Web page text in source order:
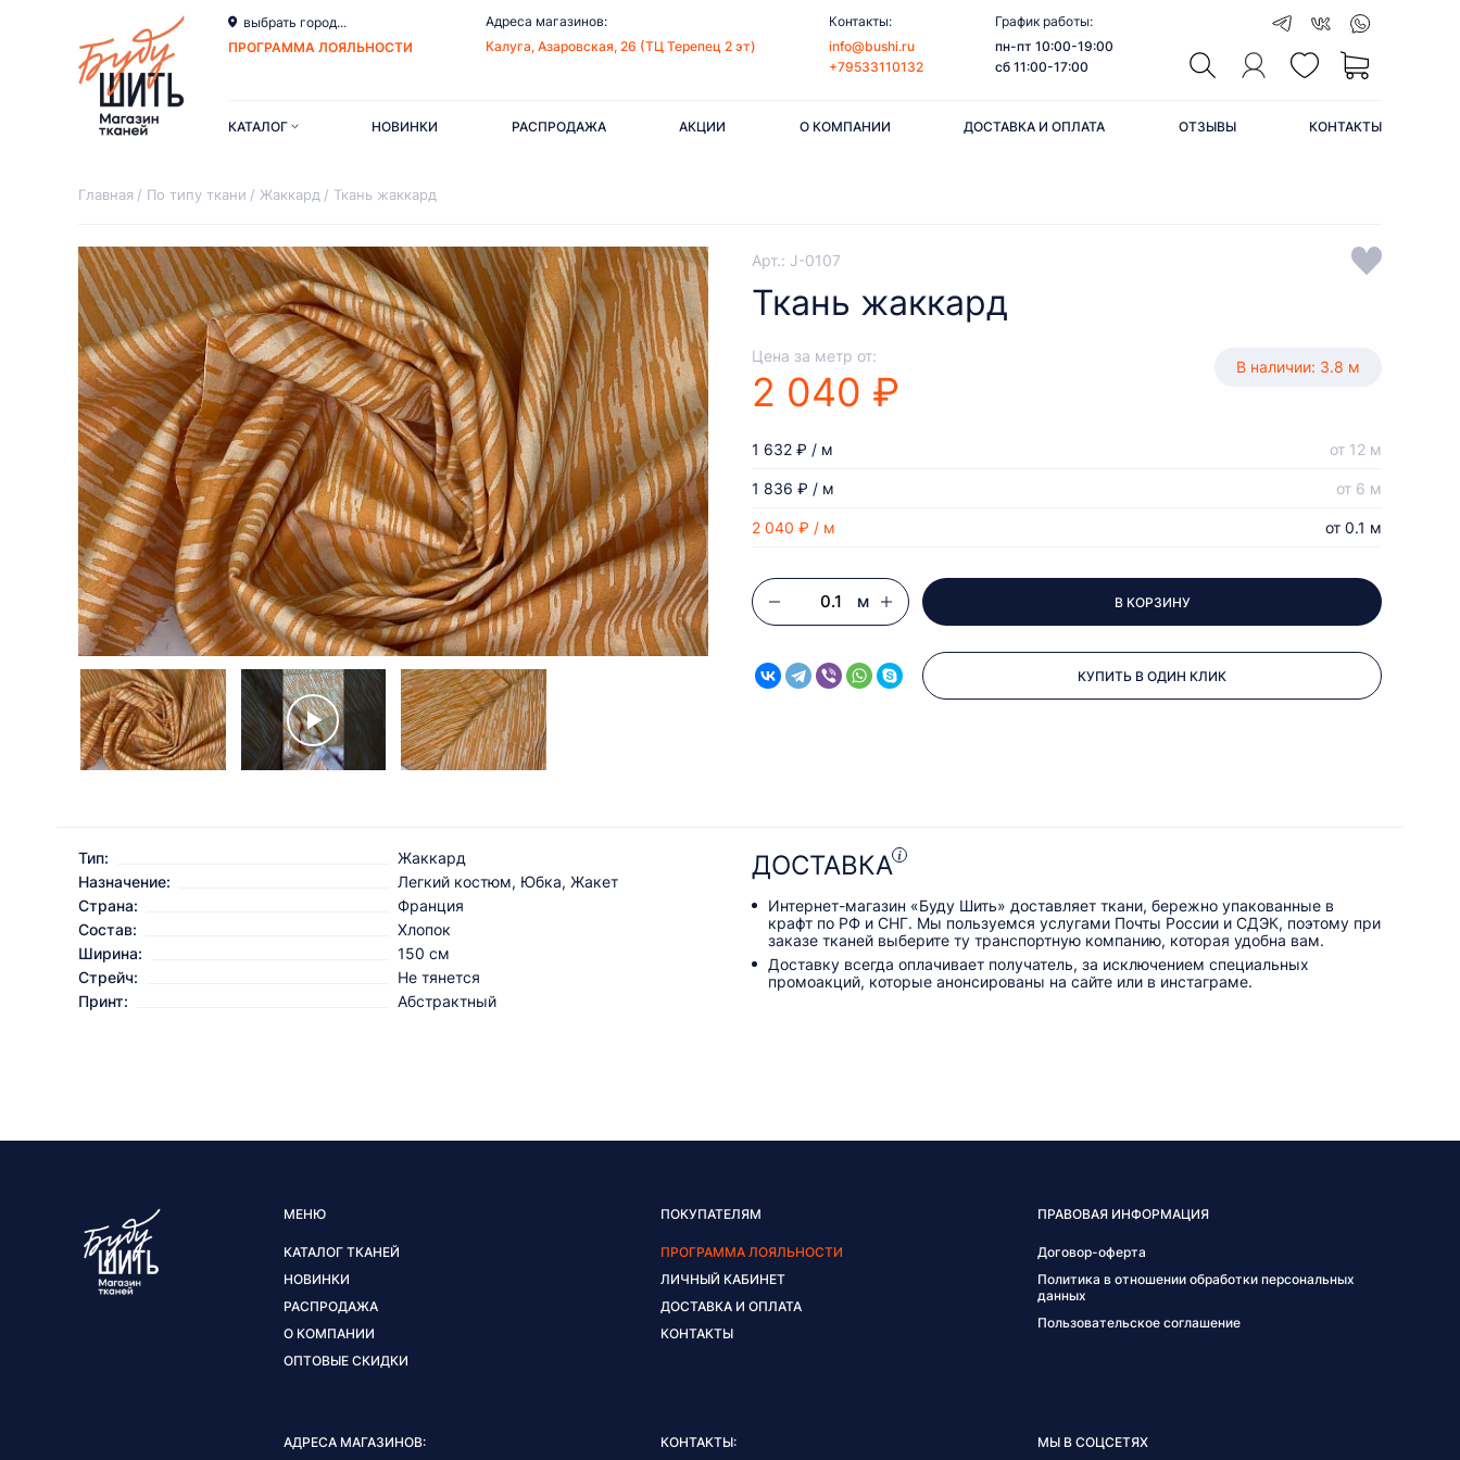
выбрать город...
ПРОГРАММА ЛОЯЛЬНОСТИ
Адреса магазинов:
Калуга, Азаровская, 26 (ТЦ Терепец 2 эт)
Контакты:
info@bushi.ru
+79533110132
График работы:
пн-пт 10:00-19:00
сб 11:00-17:00
КАТАЛОГ НОВИНКИ РАСПРОДАЖА АКЦИИ О КОМПАНИИ ДОСТАВКА И ОПЛАТА ОТЗЫВЫ КОНТАКТЫ
Главная По типу ткани Жаккард Ткань жаккард
Арт.: J-0107
Ткань жаккард
Цена за метр от:
2 040 ₽
В наличии: 3.8 м
2 040 ₽ / м от 0.1 м
1 836 ₽ / м от 6 м
1 632 ₽ / м от 12 м
м В КОРЗИНУ
КУПИТЬ В ОДИН КЛИК
Тип:
Жаккард
Назначение:
Легкий костюм, Юбка, Жакет
Страна:
Франция
Состав:
Хлопок
Ширина:
150 см
Стрейч:
Не тянется
Принт:
Абстрактный
ДОСТАВКА
Интернет-магазин «Буду Шить» доставляет ткани, бережно упакованные в
крафт по РФ и СНГ. Мы пользуемся услугами Почты России и СДЭК, поэтому при
заказе тканей выберите ту транспортную компанию, которая удобна вам.
Доставку всегда оплачивает получатель, за исключением специальных
промоакций, которые анонсированы на сайте или в инстаграме.
МЕНЮ
КАТАЛОГ ТКАНЕЙ
НОВИНКИ
РАСПРОДАЖА
О КОМПАНИИ
ОПТОВЫЕ СКИДКИ
ПОКУПАТЕЛЯМ
ПРОГРАММА ЛОЯЛЬНОСТИ
ЛИЧНЫЙ КАБИНЕТ
ДОСТАВКА И ОПЛАТА
КОНТАКТЫ
ПРАВОВАЯ ИНФОРМАЦИЯ
Договор-оферта
Политика в отношении обработки персональных
данных
Пользовательское соглашение
АДРЕСА МАГАЗИНОВ: КОНТАКТЫ: МЫ В СОЦСЕТЯХ